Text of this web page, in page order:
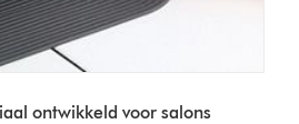
ontwikkeld voor salons